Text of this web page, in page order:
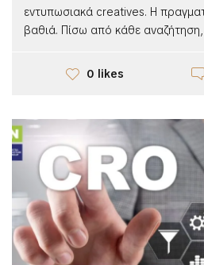
εντυπωσιακά creatives. Η
βαθιά. Πίσω από κάθε αναζήτηση,
0 likes